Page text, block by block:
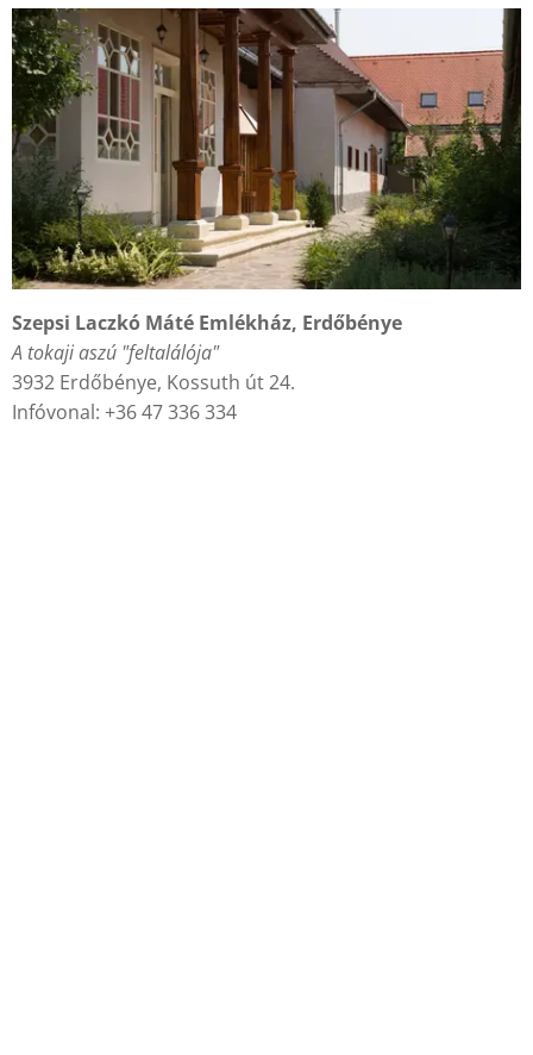
Szepsi Laczkó Máté Emlékház, Erdőbénye
A tokaji aszú "feltalálója"
3932 Erdőbénye, Kossuth út 24.
Infóvonal: +36 47 336 334